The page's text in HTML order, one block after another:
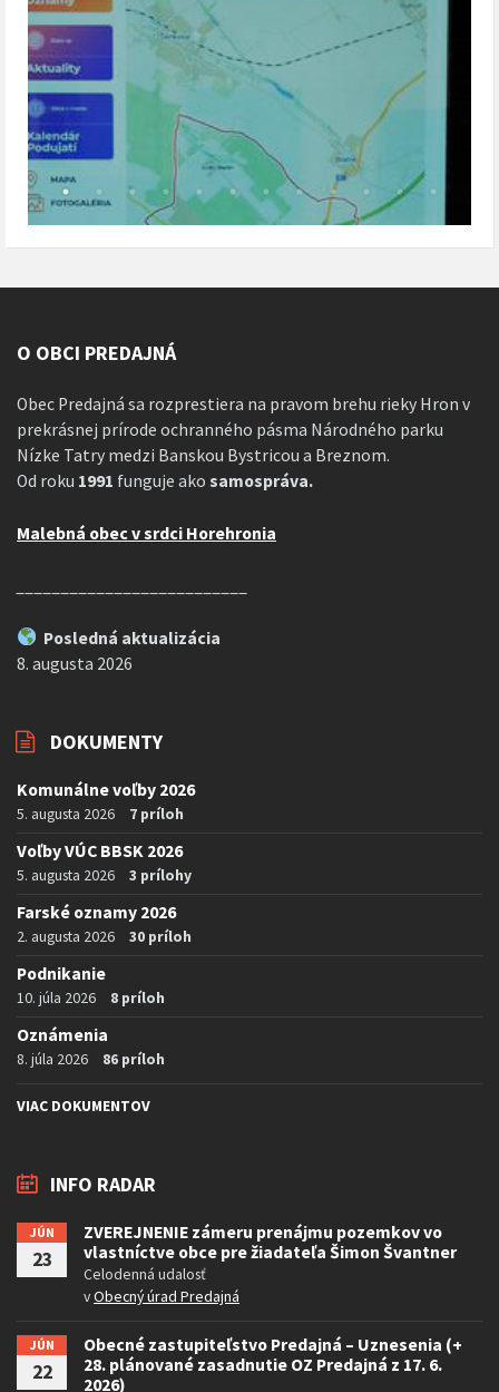
O OBCI PREDAJNÁ
Obec Predajná sa rozprestiera na pravom brehu rieky Hron v
prekrásnej prírode ochranného pásma Národného parku
Nízke Tatry medzi Banskou Bystricou a Breznom.
Od roku 1991 funguje ako samospráva.
Malebná obec v srdci Horehronia
Posledná aktualizácia
8. augusta 2026
DOKUMENTY
Komunálne voľby 2026
5. augusta 2026 7 príloh
Voľby VÚC BBSK 2026
5. augusta 2026 3 prílohy
Farské oznamy 2026
2. augusta 2026 30 príloh
Podnikanie
10. júla 2026 8 príloh
Oznámenia
8. júla 2026 86 príloh
VIAC DOKUMENTOV
INFO RADAR
JÚN
23
ZVEREJNENIE zámeru prenájmu pozemkov vo
vlastníctve obce pre žiadateľa Šimon Švantner
Celodenná udalosť
vObecný úrad Predajná
JÚN
22
Obecné zastupiteľstvo Predajná – Uznesenia (+
28. plánované zasadnutie OZ Predajná z 17. 6.
2026)